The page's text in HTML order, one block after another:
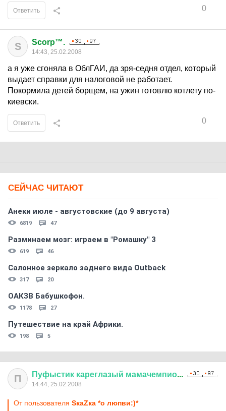
0
Ответить
S Scorp™.
14:43, 25.02.2008
а я уже сгоняла в ОблГАИ, да зря-седня отдел, который
выдает справки для налоговой не работает.
Покормила детей борщем, на ужин готовлю котлету по-
киевски.
0
Ответить
СЕЙЧАС ЧИТАЮТ
Анеки июле - августовские (до 9 августа)
6819 47
Разминаем мозг: играем в "Ромашку" 3
619 46
Салонное зеркало заднего вида Outback
317 20
ОАКЗВ Бабушкофон.
1178 27
Путешествие на край Африки.
198 5
П Пуфыстик кареглазый мамачемпио...
14:44, 25.02.2008
От пользователя SкаZка *о люпви:)*